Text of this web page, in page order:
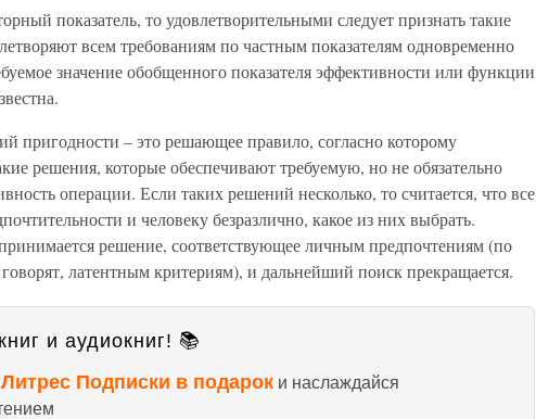
показатель, то удовлетворительными следует признать такие
всем требованиям по частным показателям одновременно
значение обобщенного показателя эффективности или функции
пригодности – это решающее правило, согласно которому
решения, которые обеспечивают требуемую, но не обязательно
операции. Если таких решений несколько, то считается, что все
и человеку безразлично, какое из них выбрать.
решение, соответствующее личным предпочтениям (по
латентным критериям), и дальнейший поиск прекращается.
и аудиокниг! 📚
Подписки в подарок и наслаждайся